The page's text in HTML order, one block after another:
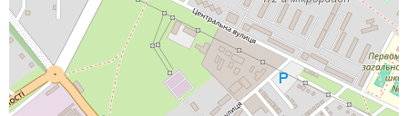
Банки-партнери
Акції
Рахунки для бізнесу